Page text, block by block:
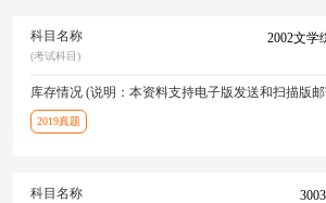
科目名称
(考试科目)
2002文学
库存情况 (说明：本资料支持电子版发送和扫描版
2019真题
科目名称